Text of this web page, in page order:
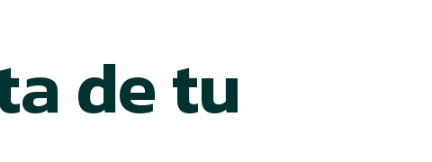
de tu